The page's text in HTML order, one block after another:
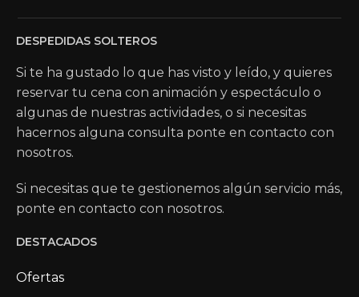
DESPEDIDAS SOLTEROS
Si te ha gustado lo que has visto y leído, y quieres
reservar tu cena con animación y espectáculo o
algunas de nuestras actividades, o si necesitas
hacernos alguna consulta ponte en contacto con
nosotros.
Si necesitas que te gestionemos algún servicio más,
ponte en contacto con nosotros.
DESTACADOS
Ofertas